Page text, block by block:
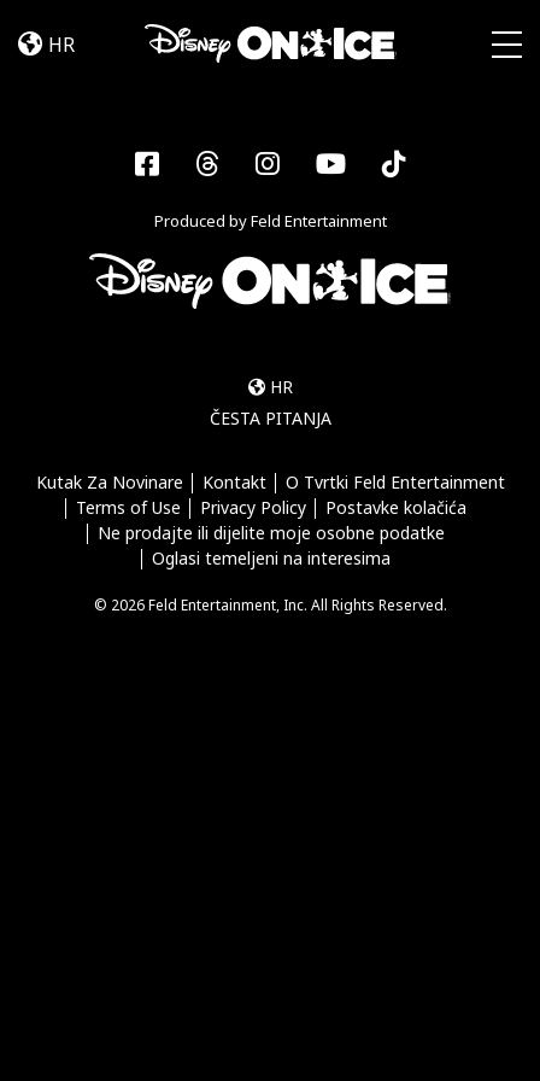
In!HR
Facebook
ThreadsInstagram
YouTubeTiktok
Produced by Feld Entertainment
HR
ČESTA PITANJA
Kutak Za Novinare Kontakt
O Tvrtki Feld Entertainment
Terms of Use
Privacy Policy
Postavke kolačića
Ne prodajte ili dijelite moje osobne podatke
Oglasi temeljeni na interesima
© 2026 Feld Entertainment, Inc. All Rights Reserved.